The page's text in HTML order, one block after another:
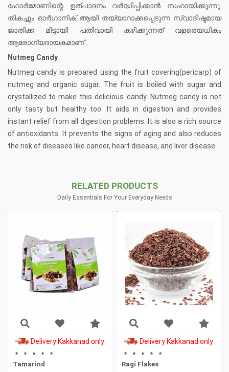
ഹോർമോണിന്റെ ഉത്പാദനം വർദ്ധിപ്പിക്കാൻ സഹായിക്കുന്നു.
തികച്ചും ഓർഗാനിക് ആയി തയ്യാറാക്കപ്പെടുന്ന സ്വാദിഷ്ടമായ
ജാതിക്ക മിട്ടായി പതിവായി കഴിക്കുന്നത് വളരെയധികം
ആരോഗ്യദായകമാണ് .
Nutmeg Candy
Nutmeg candy is prepared using the fruit covering(pericarp) of
nutmeg and organic sugar. The fruit is boiled with sugar and
crystallized to make this delicious candy. Nutmeg candy is not
only tasty but healthy too. It aids in digestion and provides
instant relief from all digestion problems. It is also a rich source
of antioxidants. It prevents the signs of aging and also reduces
the risk of diseases like cancer, heart disease, and liver disease.
RELATED PRODUCTS
Daily Essentials For Your Everyday Needs
Delivery Kakkanad only
Tamarind
Delivery Kakkanad only
Ragi Flakes